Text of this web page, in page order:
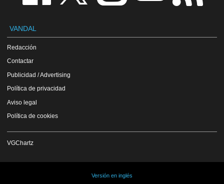
VANDAL
Redacción
Contactar
Publicidad / Advertising
Política de privacidad
Aviso legal
Política de cookies
VGChartz
Versión en inglés